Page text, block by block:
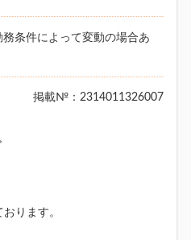
条件によって変動の場合あ
掲載№：2314011326007
ります。